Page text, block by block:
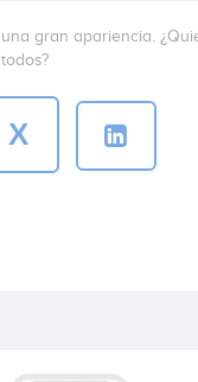
gran apariencia.
X